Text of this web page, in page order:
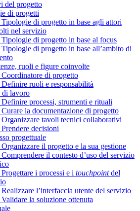
del progetto
di progetti
di progetto in base agli attori
nel servizio
di progetto in base al focus
di progetto in base all’ambito di
ruoli e figure coinvolte
di progetto
ruoli e responsabilità
di lavoro
processi, strumenti e rituali
la documentazione di progetto
tavoli tecnici collaborativi
decisioni
progettuale
il progetto e la sua gestione
il contesto d’uso del servizio
i processi e i touchpointdel
l’interfaccia utente del servizio
la soluzione ottenuta